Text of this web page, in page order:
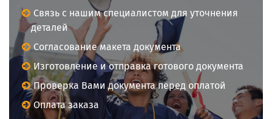
Связь с нашим специалистом для уточнения
деталей
Согласование макета документа
Изготовление и отправка готового документа
Проверка Вами документа перед оплатой
Оплата заказа